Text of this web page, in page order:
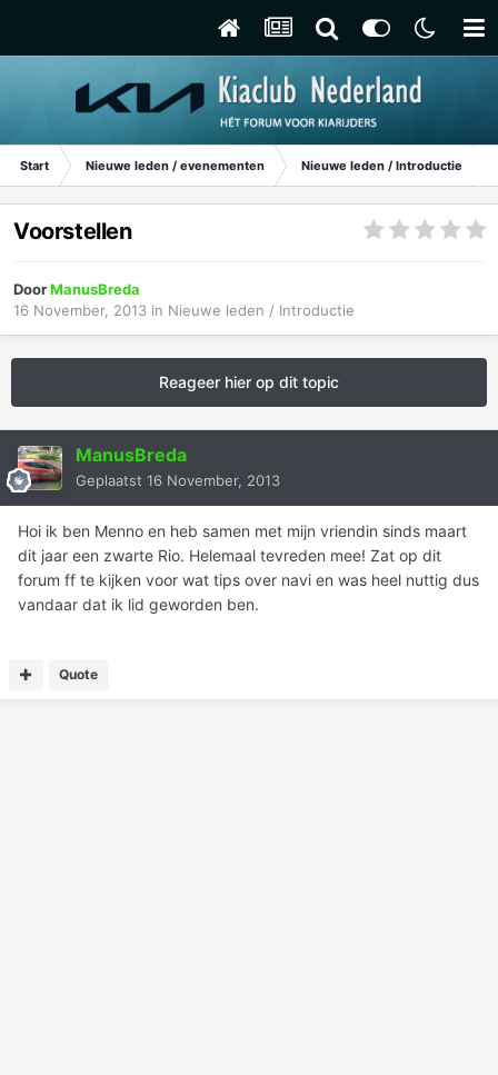
Start Nieuwe leden / evenementen Nieuwe leden / Introductie
Voorstellen
DoorManusBreda
16 November, 2013 in Nieuwe leden / Introductie
Reageer hier op dit topic
ManusBreda
Geplaatst 16 November, 2013
Hoi ik ben Menno en heb samen met mijn vriendin sinds maart
dit jaar een zwarte Rio. Helemaal tevreden mee! Zat op dit
forum ff te kijken voor wat tips over navi en was heel nuttig dus
vandaar dat ik lid geworden ben.
Quote